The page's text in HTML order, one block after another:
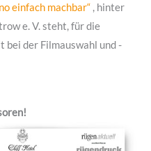
einfach machbar“ , hinter
e. V. steht, für die
bei der Filmauswahl und -